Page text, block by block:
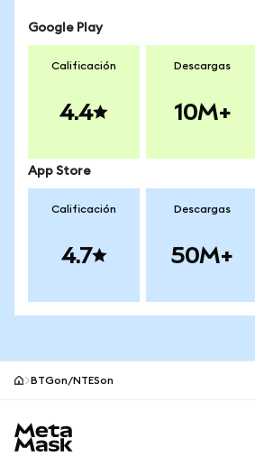
Google Play
Calificación
4.4
Descargas
10M+
App Store
Calificación
4.7
Descargas
50M+
BTGon/NTESon